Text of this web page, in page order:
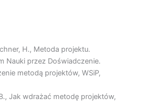
H., Metoda projektu.
Nauki przez Doświadczenie.
metodą projektów, WSiP,
Jak wdrażać metodę projektów,